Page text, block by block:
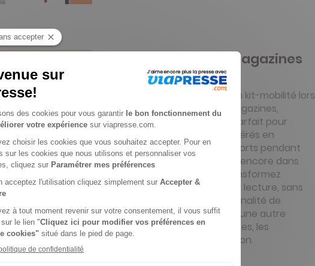
Les articles de vos magazines
en version audio
Si vous avez souscrit à l’option kit-mobilité lors
de votre abonnement aux magazines,
écoutez-les en audio. C’est parfait pour
profiter de vos contenus préférés en
déplacement, dans les transports pendant
vos séances de sport ou bien encore dans
votre voiture connectée. Transformez
chaque moment en temps de lecture, sans
écran, grâce à cette fonctionnalité de
lecture vocale intégrée. Voilà une autre
façon de vire l’info, les enquêtes, les
portraits… de vivre votre passion.